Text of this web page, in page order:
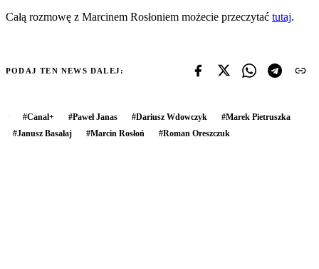
Całą rozmowę z Marcinem Rosłoniem możecie przeczytać tutaj.
PODAJ TEN NEWS DALEJ:
#Canal+ #Paweł Janas #Dariusz Wdowczyk #Marek Pietruszka
#Janusz Basałaj #Marcin Rosłoń #Roman Oreszczuk